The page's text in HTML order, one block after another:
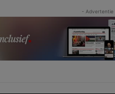
- Advertentie